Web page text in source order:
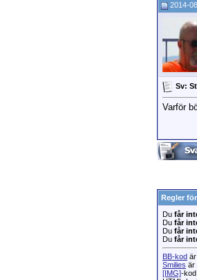
2014-
Sv:
Varför
Regler
Du får
Du får
Du får
Du får
BB-kod är
Smilies är
[IMG]-